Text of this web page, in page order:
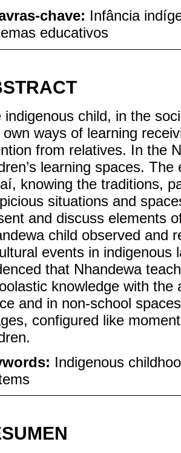
chave: Infância
educativos
indigenous child, in the
own ways of learning
from relatives. In the
learning spaces.
knowing the traditions,
situations and
and discuss elements
child observed and
events in
that Nhandewa
knowledge with
and in non-school
configured like
Indigenous